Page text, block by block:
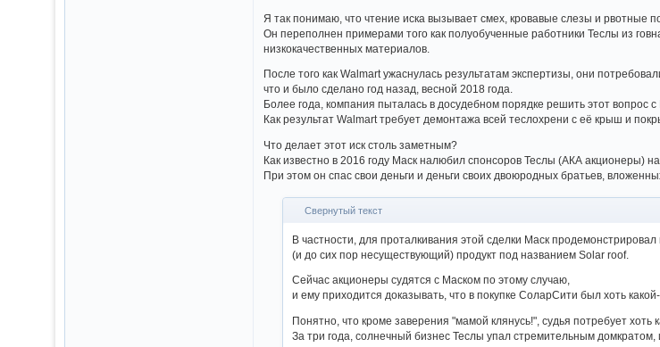
Я так понимаю, что чтение иска вызывает смех, кровавые слезы и рвотные
Он переполнен примерами того как полуобученные работники Теслы из
низкокачественных материалов.
После того как Walmart ужаснулась результатам экспертизы, они
что и было сделано год назад, весной 2018 года.
Более года, компания пыталась в досудебном порядке решить этот вопрос
Как результат Walmart требует демонтажа всей теслохрени с её крыш и
Что делает этот иск столь заметным?
Как известно в 2016 году Маск налюбил спонсоров Теслы (АКА акционеры)
При этом он спас свои деньги и деньги своих двоюродных братьев,
Свернутый текст
В частности, для проталкивания этой сделки Маск
(и до сих пор несуществующий) продукт под названием Solar roof.
Сейчас акционеры судятся с Маском по этому случаю,
и ему приходится доказывать, что в покупке СоларСити был хоть
Понятно, что кроме заверения "мамой клянусь!", судья потребует хоть
За три года, солнечный бизнес Теслы упал стремительным